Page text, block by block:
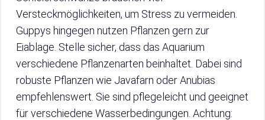
Versteckmöglichkeiten, um Stress zu vermeiden.
Guppys hingegen nutzen Pflanzen gern zur
Eiablage. Stelle sicher, dass das Aquarium
verschiedene Pflanzenarten beinhaltet. Dabei sind
robuste Pflanzen wie Javafarn oder Anubias
empfehlenswert. Sie sind pflegeleicht und geeignet
für verschiedene Wasserbedingungen. Achtung: